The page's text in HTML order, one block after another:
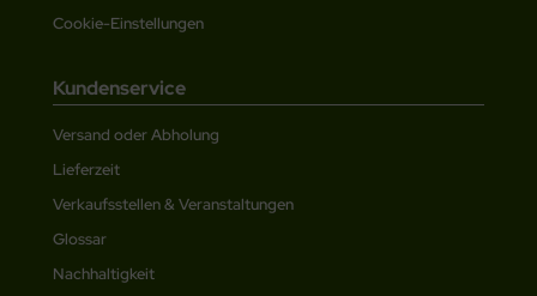
Cookie-Einstellungen
Kundenservice
Versand oder Abholung
Lieferzeit
Verkaufsstellen & Veranstaltungen
Glossar
Nachhaltigkeit